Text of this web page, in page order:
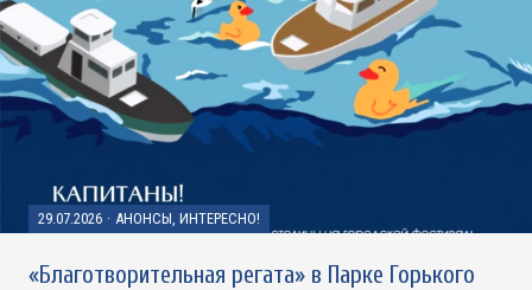
29.07.2026 · АНОНСЫ, ИНТЕРЕСНО!
«Благотворительная регата» в Парке Горького